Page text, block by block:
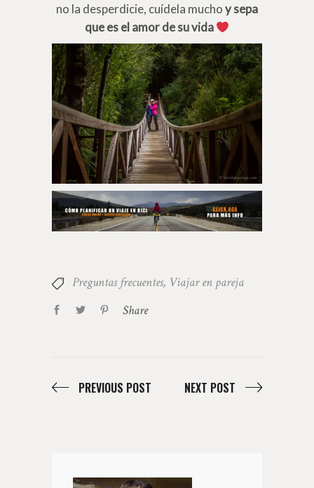
no la desperdicie, cuídela muchoysepa
que es el amor de su vida
Preguntas frecuentes, Viajar en pareja
Share
PREVIOUS POST NEXT POST